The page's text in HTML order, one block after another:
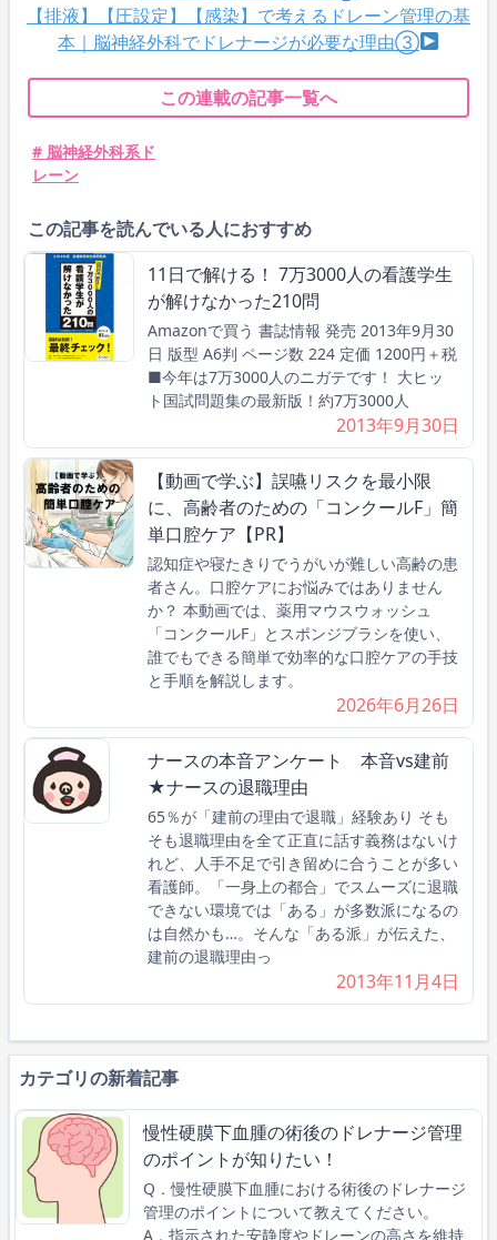
【排液】【圧設定】【感染】で考えるドレーン管理の基
本｜脳神経外科でドレナージが必要な理由③
この連載の記事一覧へ
# 脳神経外科系ド
レーン
この記事を読んでいる人におすすめ
11日で解ける！ 7万3000人の看護学生
が解けなかった210問
Amazonで買う 書誌情報 発売 2013年9月30
日 版型 A6判 ページ数 224 定価 1200円＋税
■今年は7万3000人のニガテです！ 大ヒッ
ト国試問題集の最新版！約7万3000人
2013年9月30日
【動画で学ぶ】誤嚥リスクを最小限
に、高齢者のための「コンクールF」簡
単口腔ケア【PR】
認知症や寝たきりでうがいが難しい高齢の患
者さん。口腔ケアにお悩みではありません
か？ 本動画では、薬用マウスウォッシュ
「コンクールF」とスポンジブラシを使い、
誰でもできる簡単で効率的な口腔ケアの手技
と手順を解説します。
2026年6月26日
ナースの本音アンケート 本音vs建前
★ナースの退職理由
65％が「建前の理由で退職」経験あり そも
そも退職理由を全て正直に話す義務はないけ
れど、人手不足で引き留めに合うことが多い
看護師。「一身上の都合」でスムーズに退職
できない環境では「ある」が多数派になるの
は自然かも…。そんな「ある派」が伝えた、
建前の退職理由っ
2013年11月4日
カテゴリの新着記事
慢性硬膜下血腫の術後のドレナージ管理
のポイントが知りたい！
Q．慢性硬膜下血腫における術後のドレナージ
管理のポイントについて教えてください。
A．指示された安静度やドレーンの高さを維持